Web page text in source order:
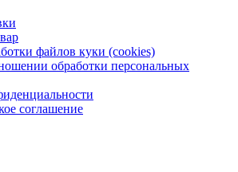
файлов куки (cookies)
обработки персональных
соглашение